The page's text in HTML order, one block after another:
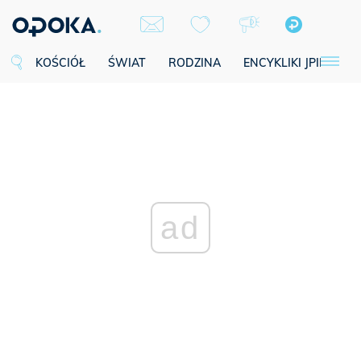
KOŚCIÓŁ ŚWIAT RODZINA ENCYKLIKI JPII
ad